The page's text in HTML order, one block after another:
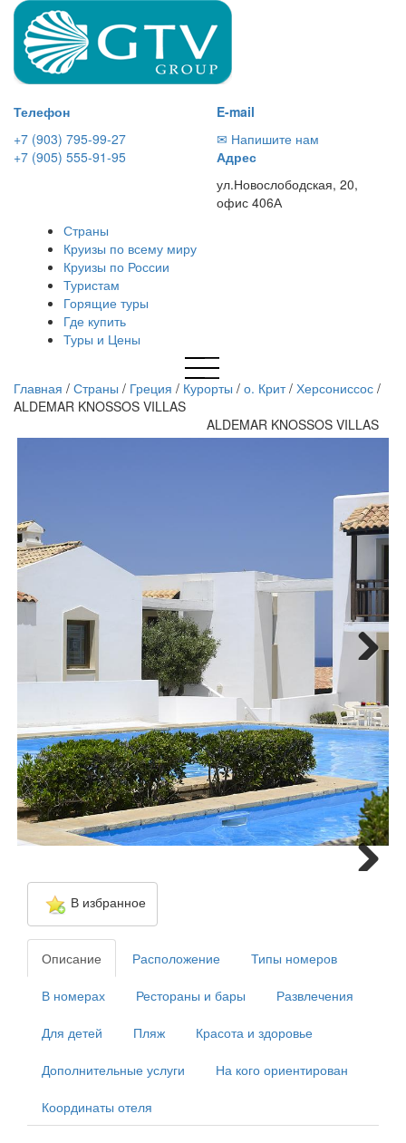
Телефон
+7 (903) 795-99-27
+7 (905) 555-91-95
E-mail
✉ Напишите нам
Адрес
ул.Новослободская, 20,
офис 406А
Страны
Круизы по всему миру
Круизы по России
Туристам
Горящие туры
Где купить
Туры и Цены
Главная / Страны / Греция / Курорты / о. Крит/ Херсониссос /
ALDEMAR KNOSSOS VILLAS
ALDEMAR KNOSSOS VILLAS
В избранное
Описание Расположение Типы номеров
В номерах Рестораны и бары Развлечения
Для детей Пляж Красота и здоровье
Дополнительные услуги На кого ориентирован
Координаты отеля